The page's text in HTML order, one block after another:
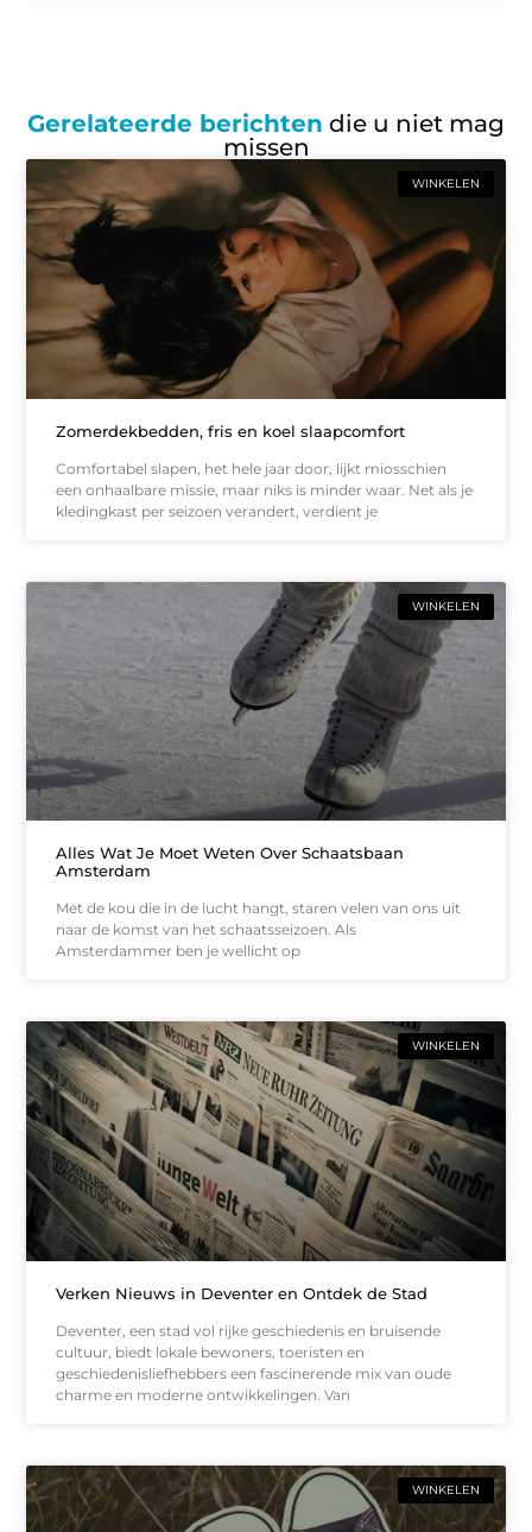
Gerelateerde berichten die u niet mag
missen
WINKELEN
Zomerdekbedden, fris en koel slaapcomfort
Comfortabel slapen, het hele jaar door, lijkt miosschien
een onhaalbare missie, maar niks is minder waar. Net als je
kledingkast per seizoen verandert, verdient je
WINKELEN
Alles Wat Je Moet Weten Over Schaatsbaan
Amsterdam
Met de kou die in de lucht hangt, staren velen van ons uit
naar de komst van het schaatsseizoen. Als
Amsterdammer ben je wellicht op
WINKELEN
Verken Nieuws in Deventer en Ontdek de Stad
Deventer, een stad vol rijke geschiedenis en bruisende
cultuur, biedt lokale bewoners, toeristen en
geschiedenisliefhebbers een fascinerende mix van oude
charme en moderne ontwikkelingen. Van
WINKELEN